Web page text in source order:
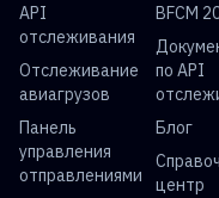
API
отслеживания
Отслеживание
авиагрузов
Панель
управления
отправлениями
BFCM
по API
Блог
центр